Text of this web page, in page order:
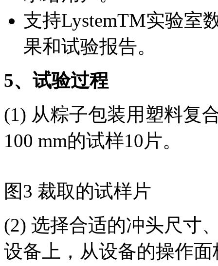
支持LystemTM实验室
果和试验报告。
5、试验过程
(1) 从粽子包装用塑料复
100 mm的试样10片。
图3 裁取的试样片
(2) 选择合适的冲头尺寸
设备上，从设备的操作